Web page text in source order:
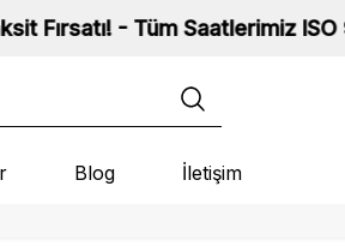
- Tüm Saatlerimiz ISO
Blog İletişim